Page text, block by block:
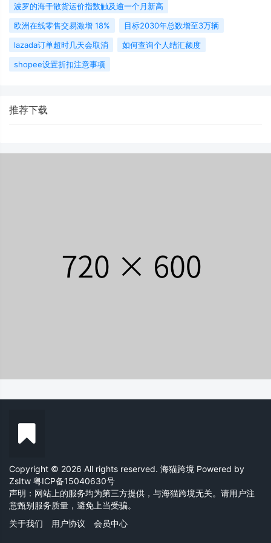
波罗的海干散货运价指数触及逾一个月新高
欧洲在线零售交易激增 18%
目标2030年总数增至3万辆
lazada订单超时几天会取消
如何查询个人结汇额度
shopee设置折扣注意事项
推荐下载
Copyright © 2026 All rights reserved. 海猫跨境 Powered by
ZsItw 粤ICP备15040630号
声明：网站上的服务均为第三方提供，与海猫跨境无关。请用户注
意甄别服务质量，避免上当受骗。
关于我们
用户协议 会员中心